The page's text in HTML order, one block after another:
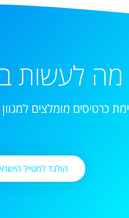
מה לעשות
כרטיסים מומלצים
הולנד למטייל